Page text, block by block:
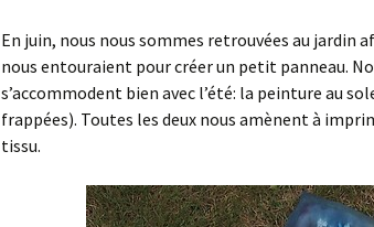
En juin, nous nous sommes retrouvées au jardin
nous entouraient pour créer un petit panneau.
s’accommodent bien avec l’été: la peinture au
frappées). Toutes les deux nous amènent à
tissu.